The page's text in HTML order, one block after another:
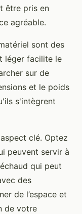
être pris en
agréable.
sont des
léger facilite le
sur de
et le poids
s'intègrent
clé. Optez
peuvent servir à
qui peut
des
de l’espace et
de votre